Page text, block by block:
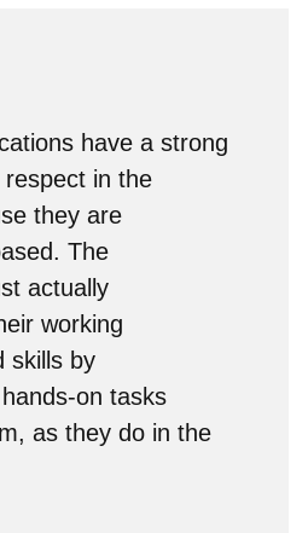
have a strong
in the
they are
The
actually
working
skills by
on tasks
as they do in the